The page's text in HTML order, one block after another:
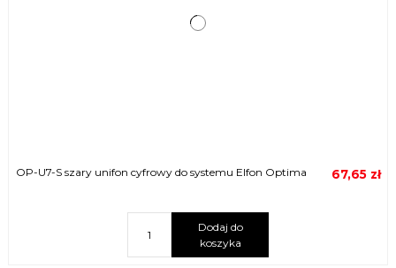
OP-U7-S szary unifon cyfrowy do systemu Elfon Optima 67,65 zł
Dodaj do
koszyka